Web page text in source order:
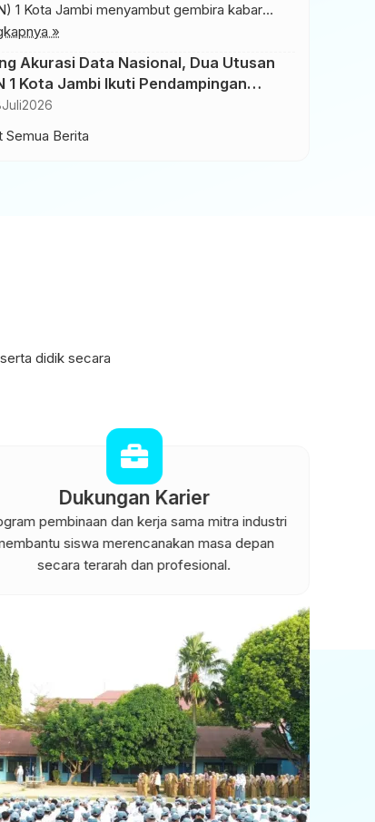
1 Kota Jambi menyambut gembira kabar
pimpinan baru di lingkungan Dinas
Provinsi Jambi. Gubernur Jambi, H. Al
resmi telah melantik Bapak Umar My,
sebagai Kepala Dinas Pendidikan Provinsi
yang baru pada Kamis malam, 16 Juli 2026,
[…]
»
Akurasi Data Nasional, Dua Utusan
1 Kota Jambi Ikuti Pendampingan
Sensus Ekonomi 2026
Juli2026
Semua Berita
didik secara
Dukungan Karier
pembinaan dan kerja sama mitra industri
siswa merencanakan masa depan
secara terarah dan profesional.